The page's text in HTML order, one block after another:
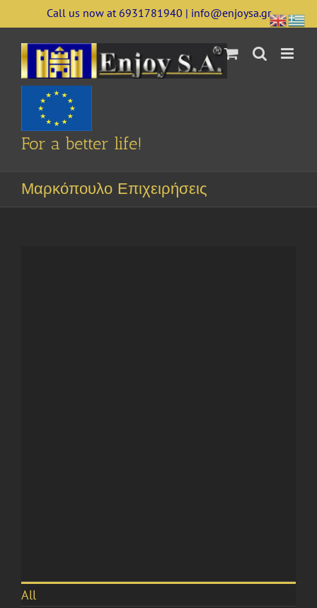
to
content
Call us now at 6931781940 | info@enjoysa.gr
For a better life!
Μαρκόπουλο Επιχειρήσεις
All